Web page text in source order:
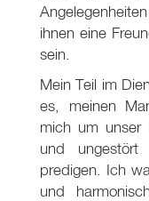
ihnen eine
sein.
Mein Teil im
es, meinen
mich um unser
und
predigen. Ich
und